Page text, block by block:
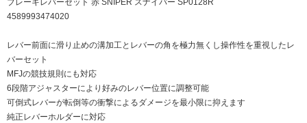
4589993474020
レバー前面に滑り止めの溝加工とレバーの角を極力無くし操作性を重視したレ
バーセット
MFJの競技規則にも対応
6段階アジャスターにより好みのレバー位置に調整可能
可倒式レバーが転倒等の衝撃によるダメージを最小限に抑えます
純正レバーホルダーに対応